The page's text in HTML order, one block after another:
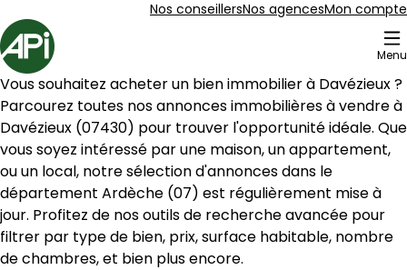
Nos conseillersNos agencesMon compte
Accueil
Menu
1 Bien en vente Davézieux (07430)
135 m² 5 pièces Saint-Clair
Aller à l'image1
Aller à l'image2
Aller à l'image3
Aller à l'image4
Aller à l'image5
Vous souhaitez acheter un bien immobilier à Davézieux ?
Davézieux (07430) pour trouver l'opportunité idéale. Que
vous soyez intéressé par une maison, un appartement,
ou un local, notre sélection d'annonces dans le
département Ardèche (07) est régulièrement mise à
jour. Profitez de nos outils de recherche avancée pour
filtrer par type de bien, prix, surface habitable, nombre
de chambres, et bien plus encore.